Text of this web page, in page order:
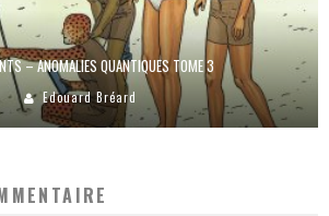
– ANOMALIES QUANTIQUES TOME 3
Edouard Bréard